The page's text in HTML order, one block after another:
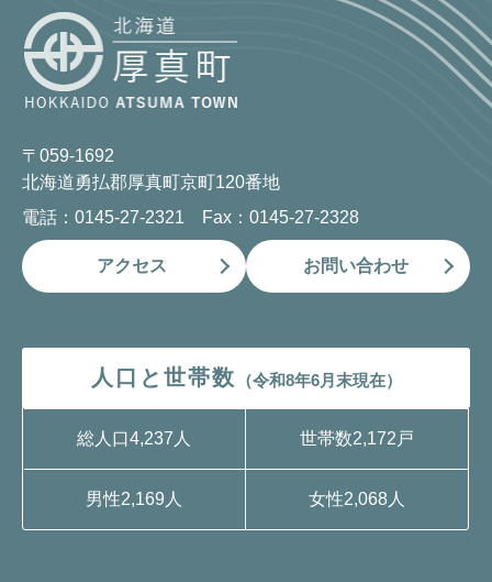
〒059-1692
北海道勇払郡厚真町京町120番地
電話：0145-27-2321 Fax：0145-27-2328
アクセス お問い合わせ
人口と世帯数 （令和8年6月末現在）
総人口4,237人 世帯数2,172戸
男性2,169人 女性2,068人